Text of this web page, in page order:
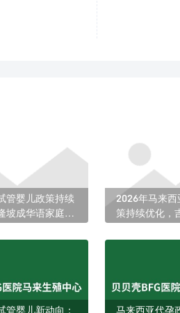
管婴儿政策持续
坡成华语家庭辅
2026年马来西
策持续优化，
管婴儿新动向： 马来西亚代孕